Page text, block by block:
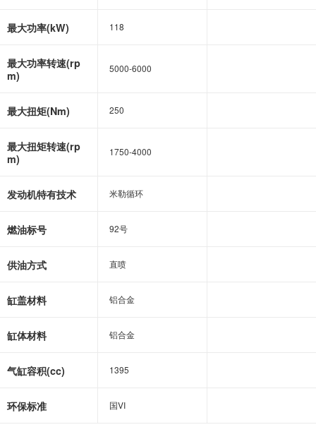
最大功率(kW) 118
最大功率转速(rp
m)
5000-6000
最大扭矩(Nm) 250
最大扭矩转速(rp
m)
1750-4000
发动机特有技术 米勒循环
燃油标号 92号
供油方式 直喷
缸盖材料 铝合金
缸体材料 铝合金
气缸容积(cc) 1395
环保标准 国VI
118
5000-6000
250
1750-4000
米勒循环
92号
直喷
铝合金
铝合金
1395
国VI